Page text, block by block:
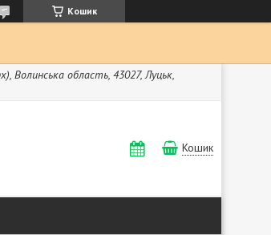
Кошик
Волинська область, 43027, Луцьк,
Кошик